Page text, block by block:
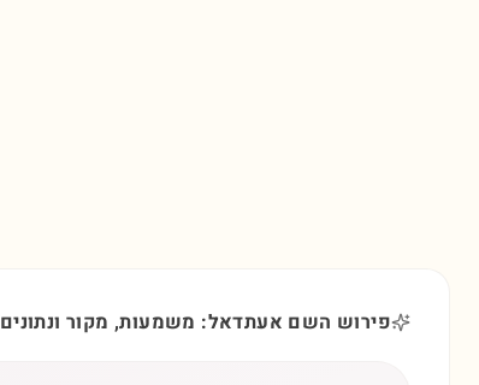
פירוש השם אעתדאל: משמעות, מקור ונתונים